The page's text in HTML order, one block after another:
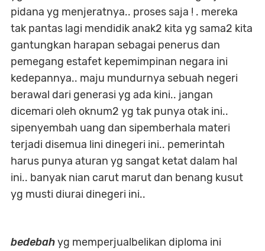
pidana yg menjeratnya.. proses saja ! . mereka
tak pantas lagi mendidik anak2 kita yg sama2 kita
gantungkan harapan sebagai penerus dan
pemegang estafet kepemimpinan negara ini
kedepannya.. maju mundurnya sebuah negeri
berawal dari generasi yg ada kini.. jangan
dicemari oleh oknum2 yg tak punya otak ini..
sipenyembah uang dan sipemberhala materi
terjadi disemua lini dinegeri ini.. pemerintah
harus punya aturan yg sangat ketat dalam hal
ini.. banyak nian carut marut dan benang kusut
yg musti diurai dinegeri ini..
bedebahyg memperjualbelikan diploma ini